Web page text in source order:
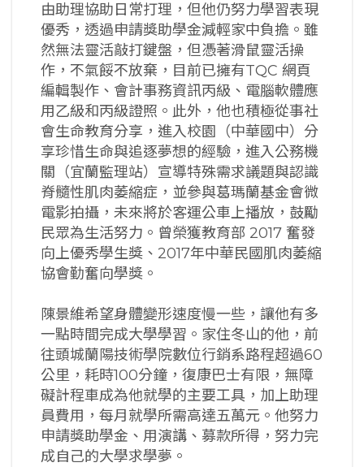
由助理協助日常打理，但他仍努力學習表現
優秀，透過申請獎助學金減輕家中負擔。雖
然無法靈活敲打鍵盤，但憑著滑鼠靈活操
作，不氣餒不放棄，目前已擁有TQC 網頁
編輯製作、會計事務資訊丙級、電腦軟體應
用乙級和丙級證照。此外，他也積極從事社
會生命教育分享，進入校園（中華國中）分
享珍惜生命與追逐夢想的經驗，進入公務機
關（宜蘭監理站）宣導特殊需求議題與認識
脊髓性肌肉萎縮症，並參與葛瑪蘭基金會微
電影拍攝，未來將於客運公車上播放，鼓勵
民眾為生活努力。曾榮獲教育部 2017 奮發
向上優秀學生獎、2017年中華民國肌肉萎縮
協會勤奮向學獎。
陳景維希望身體變形速度慢一些，讓他有多
一點時間完成大學學習。家住冬山的他，前
往頭城蘭陽技術學院數位行銷系路程超過60
公里，耗時100分鐘，復康巴士有限，無障
礙計程車成為他就學的主要工具，加上助理
員費用，每月就學所需高達五萬元。他努力
申請獎助學金、用演講、募款所得，努力完
成自己的大學求學夢。